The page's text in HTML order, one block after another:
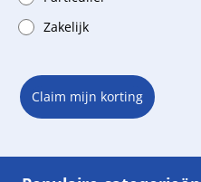
Zakelijk
Claim mijn korting